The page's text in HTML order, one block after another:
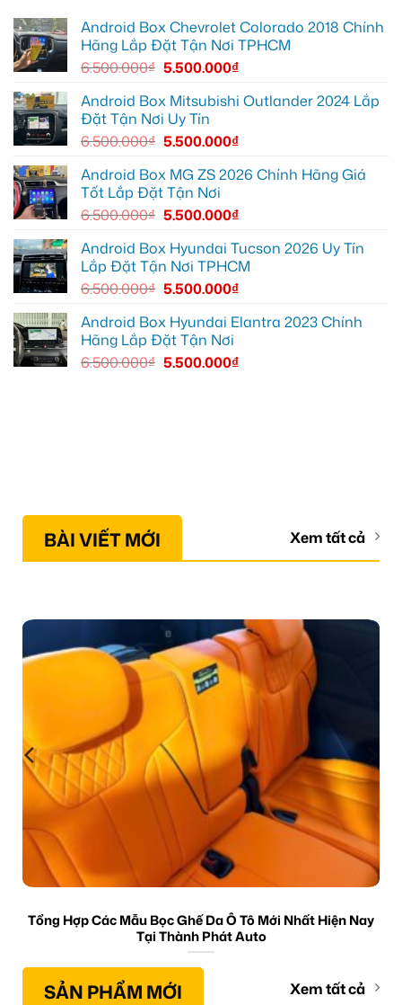
ghi
mọi
cung
tại
Quận
xem
Android
box
Geely
EX2
Quận
Gò
Vấp
xem
dẫn
đường
Android Box Chevrolet Colorado 2018 Chính
Hãng Lắp Đặt Tận Nơi TPHCM
6.500.000₫ 5.500.000₫
Android Box Mitsubishi Outlander 2024 Lắp
Đặt Tận Nơi Uy Tín
6.500.000₫ 5.500.000₫
Android Box MG ZS 2026 Chính Hãng Giá
Tốt Lắp Đặt Tận Nơi
6.500.000₫ 5.500.000₫
Android Box Hyundai Tucson 2026 Uy Tín
Lắp Đặt Tận Nơi TPHCM
6.500.000₫ 5.500.000₫
Android Box Hyundai Elantra 2023 Chính
Hãng Lắp Đặt Tận Nơi
6.500.000₫ 5.500.000₫
BÀI VIẾT MỚI Xem tất cả
Tổng Hợp Các Mẫu Bọc Ghế Da Ô Tô Mới Nhất Hiện Nay
Tại Thành Phát Auto
SẢN PHẨM MỚI Xem tất cả